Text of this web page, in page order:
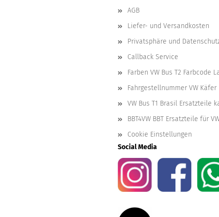
AGB
Liefer- und Versandkosten
Privatsphäre und
Callback Service
Farben VW Bus T2 Farbcode
Fahrgestellnummer VW Käfer
VW Bus T1 Brasil Ersatzteile
BBT4VW BBT Ersatzteile für
Cookie Einstellungen
Social Media